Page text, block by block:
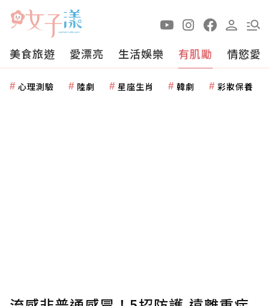
美食旅遊 愛漂亮 生活娛樂 有肌勵 情慾愛
心理測驗 陸劇 星座生肖 韓劇 彩妝保養